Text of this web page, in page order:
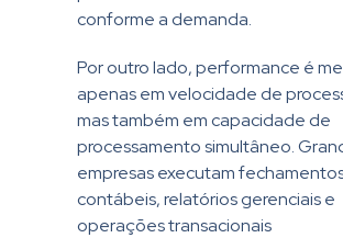
conforme a demanda.
Por outro lado, performance é
apenas em velocidade de
mas também em capacidade de
processamento simultâneo.
empresas executam
contábeis, relatórios gerenciais e
operações transacionais